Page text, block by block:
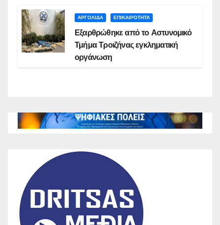
ΑΡΓΟΛΙΔΑ ΕΠΙΚΑΙΡΟΤΗΤΑ
Εξαρθρώθηκε από το Αστυνομικό
Τμήμα Τροιζήνας εγκληματική
οργάνωση